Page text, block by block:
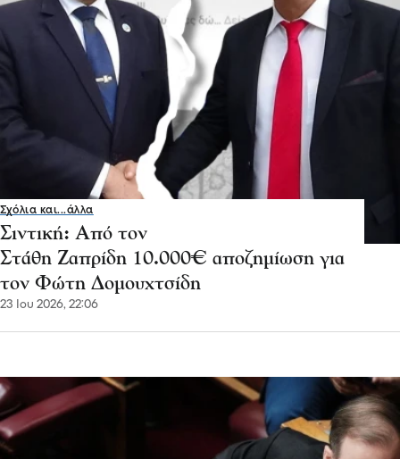
Σχόλια και...άλλα
Σιντική: Από τον
Στάθη Ζαπρίδη 10.000€ αποζημίωση για
τον Φώτη Δομουχτσίδη
23 Ιου 2026, 22:06